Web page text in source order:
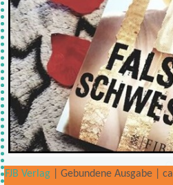
FJB Verlag | Gebundene Ausgabe |